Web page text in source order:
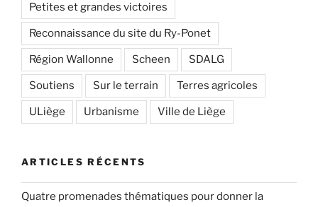
Petites et grandes victoires
Reconnaissance du site du Ry-Ponet
Région Wallonne Scheen SDALG
Soutiens Sur le terrain Terres agricoles
ULiège Urbanisme Ville de Liège
ARTICLES RÉCENTS
Quatre promenades thématiques pour donner la